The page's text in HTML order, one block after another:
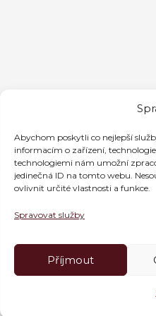
Abychom poskytli co nejlepší
informacím o zařízení,
technologiemi nám umožní
jedinečná ID na tomto webu.
ovlivnit určité vlastnosti a funkce.
Spravovat služby
Příjmout